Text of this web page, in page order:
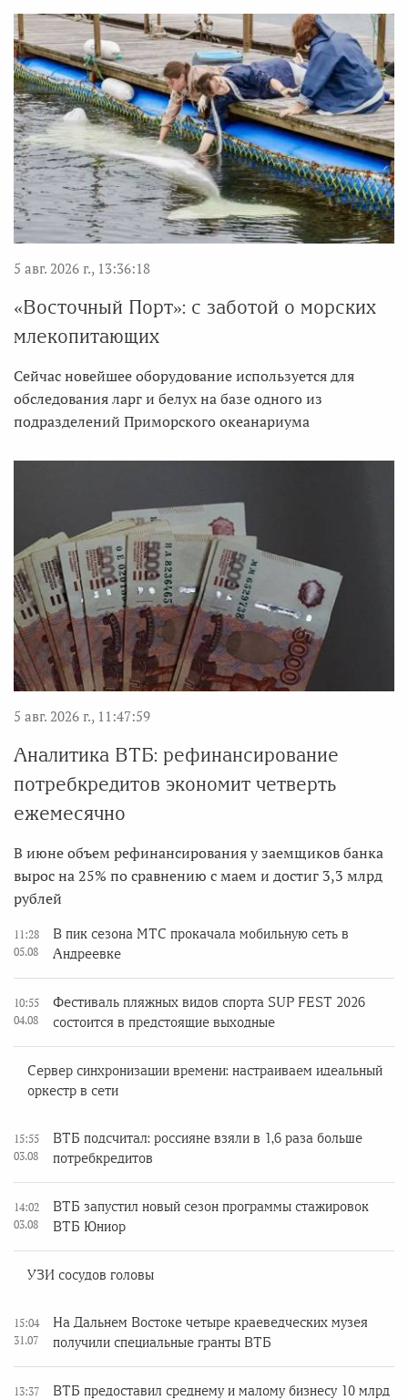
5 авг. 2026 г., 13:36:18
«Восточный Порт»: с заботой о морских
млекопитающих
Сейчас новейшее оборудование используется для
обследования ларг и белух на базе одного из
подразделений Приморского океанариума
5 авг. 2026 г., 11:47:59
Аналитика ВТБ: рефинансирование
потребкредитов экономит четверть
ежемесячно
В июне объем рефинансирования у заемщиков банка
вырос на 25% по сравнению с маем и достиг 3,3 млрд
рублей
11:28
05.08
В пик сезона МТС прокачала мобильную сеть в
Андреевке
10:55
04.08
Фестиваль пляжных видов спорта SUP FEST 2026
состоится в предстоящие выходные
Сервер синхронизации времени: настраиваем идеальный
оркестр в сети
15:55
03.08
ВТБ подсчитал: россияне взяли в 1,6 раза больше
потребкредитов
14:02
03.08
ВТБ запустил новый сезон программы стажировок
ВТБ Юниор
УЗИ сосудов головы
15:04
31.07
На Дальнем Востоке четыре краеведческих музея
получили специальные гранты ВТБ
13:37
ВТБ предоставил среднему и малому бизнесу 10 млрд